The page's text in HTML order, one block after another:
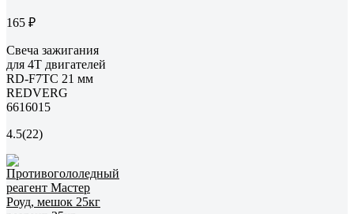
165 ₽
Свеча зажигания
для 4Т двигателей
RD-F7TC 21 мм
REDVERG
6616015
4.5(22)